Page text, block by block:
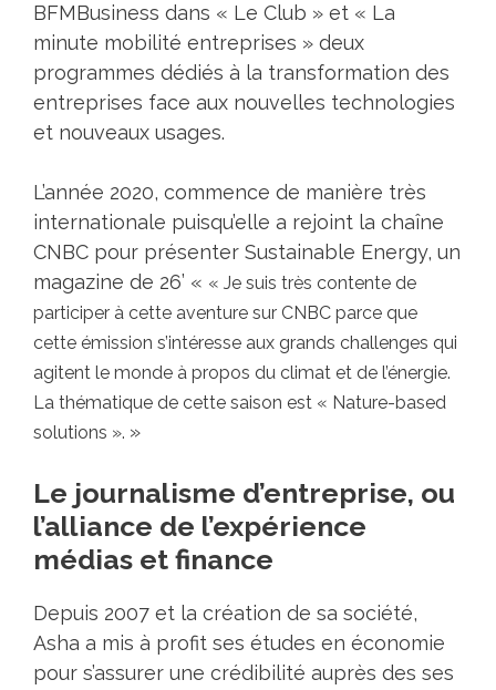
BFMBusiness dans « Le Club » et « La
minute mobilité entreprises » deux
programmes dédiés à la transformation des
entreprises face aux nouvelles technologies
et nouveaux usages.
L’année 2020, commence de manière très
internationale puisqu’elle a rejoint la chaîne
CNBC pour présenter Sustainable Energy, un
magazine de 26’ « « Je suis très contente de
participer à cette aventure sur CNBC parce que
cette émission s’intéresse aux grands challenges qui
agitent le monde à propos du climat et de l’énergie.
La thématique de cette saison est « Nature-based
solutions ». »
Le journalisme d’entreprise, ou
l’alliance de l’expérience
médias et finance
Depuis 2007 et la création de sa société,
Asha a mis à profit ses études en économie
pour s’assurer une crédibilité auprès des ses